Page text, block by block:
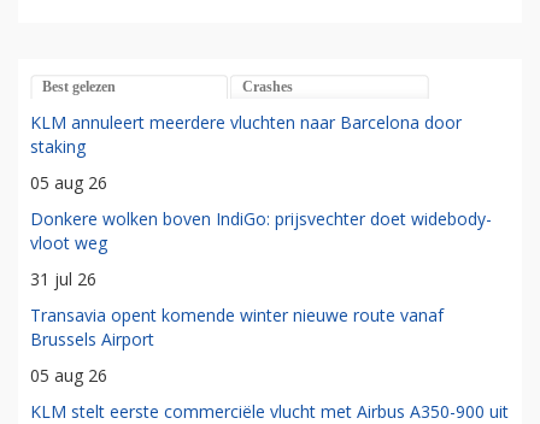
Best gelezen Crashes
KLM annuleert meerdere vluchten naar Barcelona door
staking
05 aug 26
Donkere wolken boven IndiGo: prijsvechter doet widebody-
vloot weg
31 jul 26
Transavia opent komende winter nieuwe route vanaf
Brussels Airport
05 aug 26
KLM stelt eerste commerciële vlucht met Airbus A350-900 uit